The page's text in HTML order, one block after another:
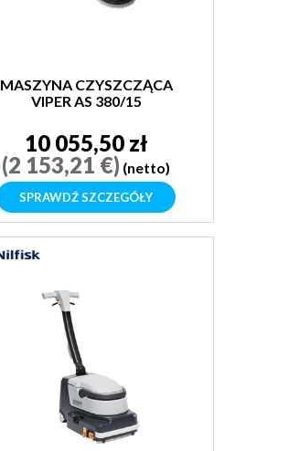
MASZYNA CZYSZCZĄCA
VIPER AS 380/15
10 055,50 zł
(2 153,21 €) (netto)
SPRAWDŹ SZCZEGÓŁY